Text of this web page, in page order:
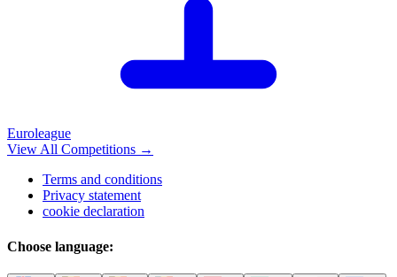
Euroleague
View All Competitions →
Terms and conditions
Privacy statement
cookie declaration
Choose language: